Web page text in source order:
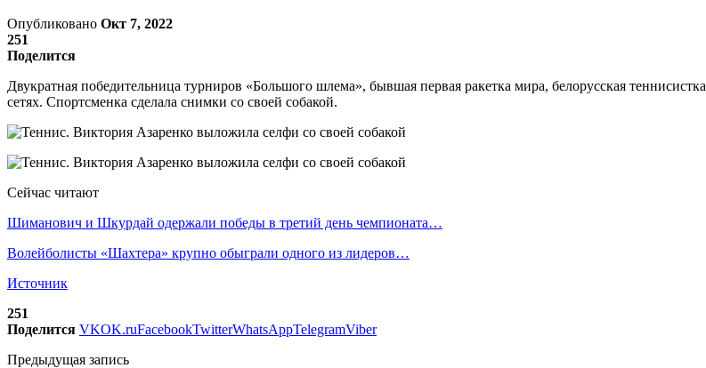
Опубликовано Окт 7, 2022
251
Поделится
Двукратная победительница турниров «Большого шлема», бывшая первая ракетка мира, белорусская теннисистка
сетях. Спортсменка сделала снимки со своей собакой.
Сейчас читают
Шиманович и Шкурдай одержали победы в третий день чемпионата…
Волейболисты «Шахтера» крупно обыграли одного из лидеров…
Источник
251
Поделится VKOK.ruFacebookTwitterWhatsAppTelegramViber
Предыдущая запись